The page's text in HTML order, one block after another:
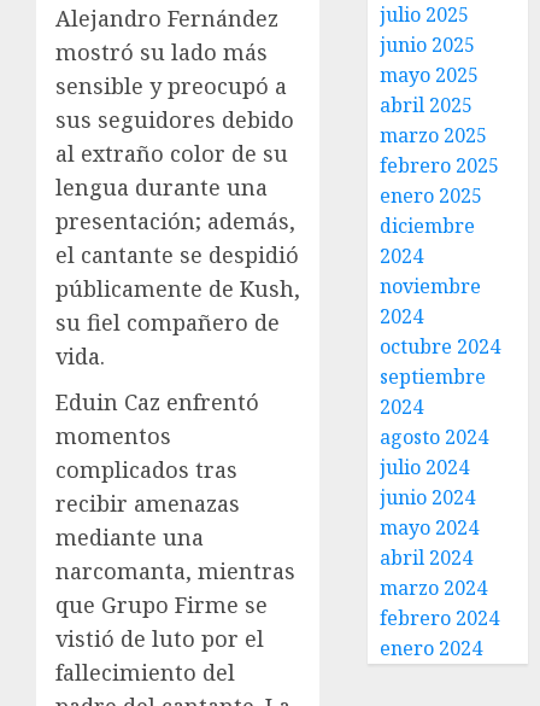
Alejandro Fernández
mostró su lado más
sensible y preocupó a
sus seguidores debido
al extraño color de su
lengua durante una
presentación; además,
el cantante se despidió
públicamente de Kush,
su fiel compañero de
vida.
Eduin Caz enfrentó
momentos
complicados tras
recibir amenazas
mediante una
narcomanta, mientras
que Grupo Firme se
vistió de luto por el
fallecimiento del
julio 2025
junio 2025
mayo 2025
abril 2025
marzo 2025
febrero 2025
enero 2025
diciembre
2024
noviembre
2024
octubre 2024
septiembre
2024
agosto 2024
julio 2024
junio 2024
mayo 2024
abril 2024
marzo 2024
febrero 2024
enero 2024